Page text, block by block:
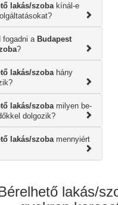
lakás/szoba kínál-e
fogadni a Budapest
?
lakás/szoba hány
lakás/szoba milyen be-
dolgozik?
lakás/szoba mennyiért
lakás/